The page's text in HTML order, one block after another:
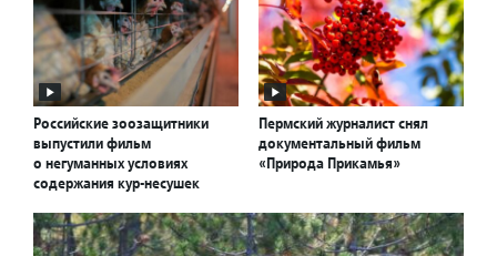
Российские зоозащитники
выпустили фильм
о негуманных условиях
содержания кур-несушек
Пермский журналист снял
документальный фильм
«Природа Прикамья»